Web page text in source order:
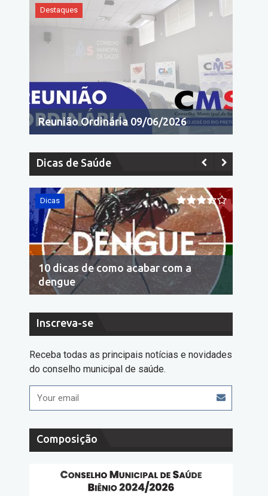
Destaques
Reunião Ordinária 09/06/2026
Dicas de Saúde
Dicas
10 dicas de como acabar com a
dengue
Inscreva-se
Receba todas as principais notícias e novidades
do conselho municipal de saúde.
Composição